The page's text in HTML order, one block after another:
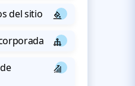
del sitio